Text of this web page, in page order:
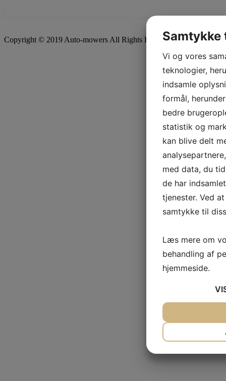
Copyright © 2019 Auto-mowers All Rights Reserved. | Powered by
Vi og vores
teknologier,
indsamle
formål,
bedre
statistik og
kan blive delt
med data, du
de har
tjenester. Ved
samtykke til
Læs mere om
behandling af
hjemmeside.